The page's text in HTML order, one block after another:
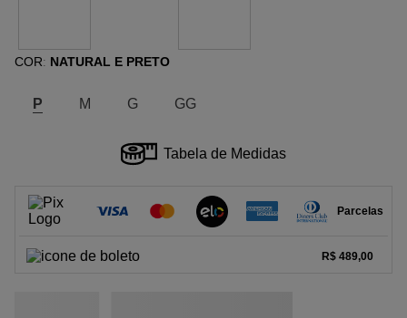
P M G GG
COR: NATURAL E PRETO
Tabela de Medidas
Parcelas
1xde R$ 489,00 sem juros.
R$ 489,00